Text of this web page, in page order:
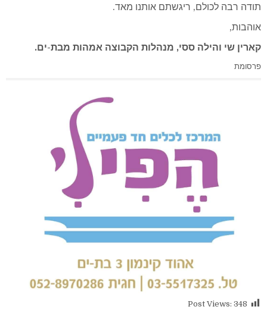
תודה רבה לכולם, ריגשתם אותנו מאד.
אוהבות,
קארין שי והילה ססי, מנהלות הקבוצה אמהות מבת-ים.
פרסומת
Post Views: 348